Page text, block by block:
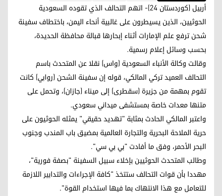
أربيل (كوردستان 24)- اتهم التحالف الذي تقوده السعودية
الحوثيين، الذين يسيطرون على غالبية أنحاء اليمن، باختطاف سفينة
شحن ترفع علم الإمارات أثناء إبحارها قبالة محافظة الحديدة،
بحسب وسائل إعلام رسمية.
وقالت وكالة الأنباء السعودية (واس) نقلا عن المتحدث باسم
التحالف العميد تركي المالكي، قوله إن سفينة الشحن (روابي) كانت
تقوم بمهمة من جزيرة (سقطرى) إلى ميناء (جازان)، وتحمل على
متنها معدات خاصة بمستشفى ميداني سعودي.
واعتبر المالكي الحادث بمثابة "تهديد حقيقي" يمثله الحوثيون على
حرية الملاحة البحرية والتجارة العالمية بمضيق باب المندب وجنوب
البحر الأحمر، وفق ما أفادت "بي بي سي".
وطالب المتحدث الحوثيين بإخلاء سبيل السفينة "بصفة فورية"،
مهددا بأن قوات التحالف ستتخذ "كافة الإجراءات والتدابير اللازمة
للتعامل مع هذا الانتهاك بما فيها استخدام القوة".